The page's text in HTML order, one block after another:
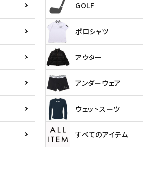
GOLF
ポロシャツ
アウター
アンダーウェア
ウェットスーツ
すべてのアイテム